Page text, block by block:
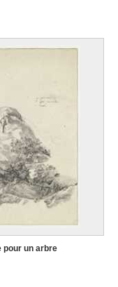
pour un arbre